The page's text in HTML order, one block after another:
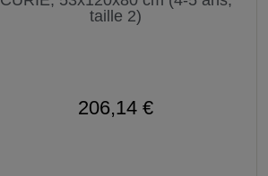
taille 2)
206,14 €